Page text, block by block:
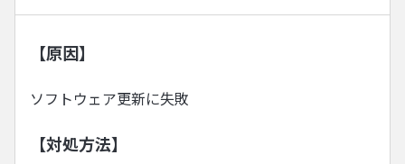
【原因】
ソフトウェア更新に失敗
【対処方法】